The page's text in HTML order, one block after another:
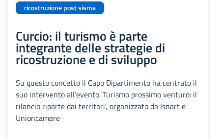
ricostruzione post sisma
Curcio: il turismo è parte
integrante delle strategie di
ricostruzione e di sviluppo
Su questo concetto il Capo Dipartimento ha centrato il
suo intervento all’evento 'Turismo prossimo venturo: il
rilancio riparte dai territori', organizzato da Isnart e
Unioncamere